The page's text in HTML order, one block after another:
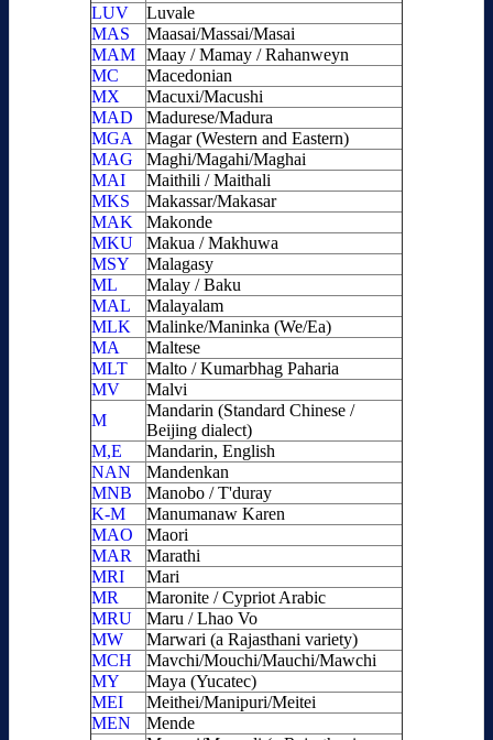
LUV
Luvale
MAS
Maasai/Massai/Masai
MAM Maay / Mamay / Rahanweyn
MC
Macedonian
MX
Macuxi/Macushi
MAD
Madurese/Madura
MGA
Magar (Western and Eastern)
MAG
Maghi/Magahi/Maghai
MAI
Maithili / Maithali
MKS
Makassar/Makasar
MAK
Makonde
MKU
Makua / Makhuwa
MSY
Malagasy
ML
Malay / Baku
MAL
Malayalam
MLK
Malinke/Maninka (We/Ea)
MA
Maltese
MLT
Malto / Kumarbhag Paharia
MV
Malvi
M
Mandarin (Standard Chinese /
Beijing dialect)
M,E
Mandarin, English
NAN
Mandenkan
MNB
Manobo / T'duray
K-M
Manumanaw Karen
MAO
Maori
MAR
Marathi
MRI
Mari
MR
Maronite / Cypriot Arabic
MRU
Maru / Lhao Vo
MW
Marwari (a Rajasthani variety)
MCH
Mavchi/Mouchi/Mauchi/Mawchi
MY
Maya (Yucatec)
MEI
Meithei/Manipuri/Meitei
MEN
Mende